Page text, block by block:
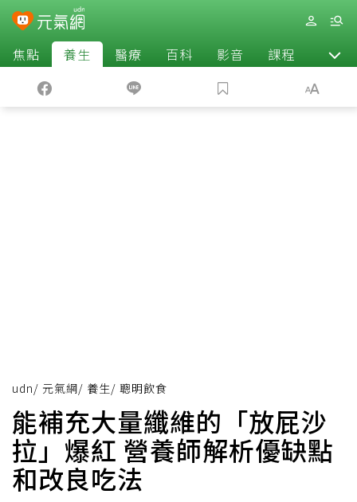
焦點 養生 醫療 百科 影音 課程 退休
udn/ 元氣網/ 養生/ 聰明飲食
能補充大量纖維的「放屁沙
拉」爆紅 營養師解析優缺點
和改良吃法